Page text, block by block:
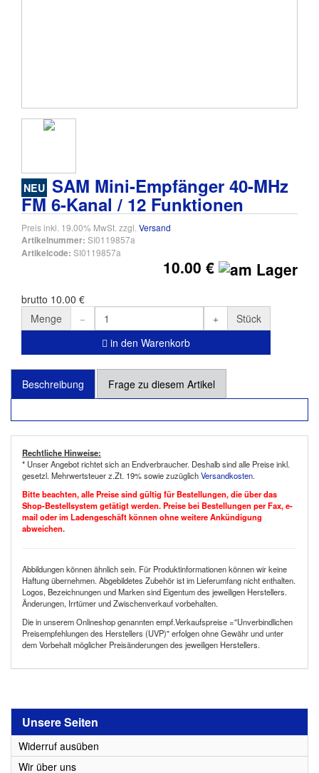
NEU SAM Mini-Empfänger 40-MHz
FM 6-Kanal / 12 Funktionen
Preis inkl. 19.00% MwSt. zzgl. Versand
Artikelnummer: SI0119857a
Artikelcode: SI0119857a
10.00 €
brutto 10.00 €
Menge
Stück
in den Warenkorb
Beschreibung Frage zu diesem Artikel
Rechtliche Hinweise:
* Unser Angebot richtet sich an Endverbraucher. Deshalb sind alle Preise inkl.
gesetzl. Mehrwertsteuer z.Zt. 19% sowie zuzüglichVersandkosten.
Bitte beachten, alle Preise sind gültig für Bestellungen, die über das
Shop-Bestellsystem getätigt werden. Preise bei Bestellungen per Fax, e-
mail oder im Ladengeschäft können ohne weitere Ankündigung
abweichen.
Abbildungen können ähnlich sein. Für Produktinformationen können wir keine
Haftung übernehmen. Abgebildetes Zubehör ist im Lieferumfang nicht enthalten.
Logos, Bezeichnungen und Marken sind Eigentum des jeweiligen Herstellers.
Änderungen, Irrtümer und Zwischenverkauf vorbehalten.
Die in unserem Onlineshop genannten empf.Verkaufspreise ="Unverbindlichen
Preisempfehlungen des Herstellers (UVP)" erfolgen ohne Gewähr und unter
dem Vorbehalt möglicher Preisänderungen des jeweiligen Herstellers.
Unsere Seiten
Widerruf ausüben
Wir über uns